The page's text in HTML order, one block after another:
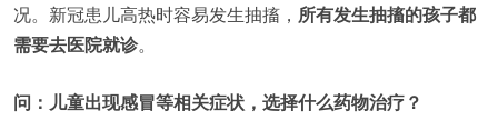
况。新冠患儿高热时容易发生抽搐， 所有发生抽搐的孩子都
需要去医院就诊。
问：儿童出现感冒等相关症状，选择什么药物治疗？